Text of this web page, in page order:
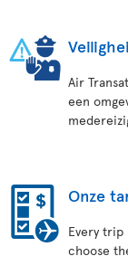
Air
een
Onze
Every trip
choose